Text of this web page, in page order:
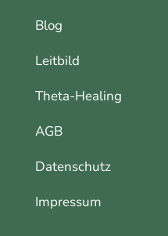
Blog
Leitbild
Theta-Healing
AGB
Datenschutz
Impressum